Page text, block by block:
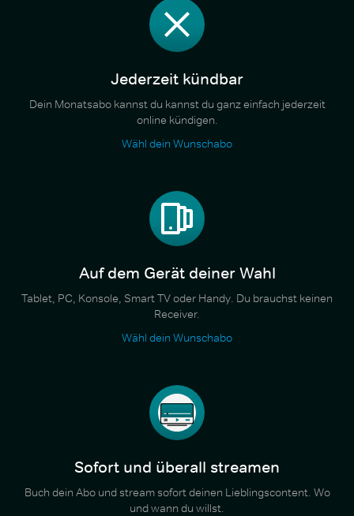
Jederzeit kündbar
Dein Monatsabo kannst du kannst du ganz einfach jederzeit
online kündigen.
Wähl dein Wunschabo
Auf dem Gerät deiner Wahl
Tablet, PC, Konsole, Smart TV oder Handy. Du brauchst keinen
Receiver.
Wähl dein Wunschabo
Sofort und überall streamen
Buch dein Abo und stream sofort deinen Lieblingscontent. Wo
und wann du willst.